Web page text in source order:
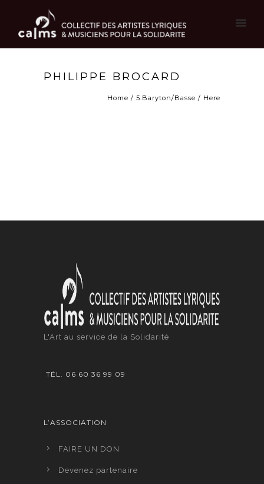
PHILIPPE BROCARD
Home / 5.Baryton/Basse / Here
L'Art au service de la Solidarité
TÉL. 06 60 36 99 09
L’ASSOCIATION
FAIRE UN DON
Devenez partenaire